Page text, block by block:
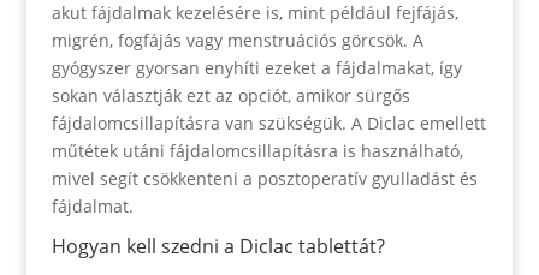
akut fájdalmak kezelésére is, mint például fejfájás,
migrén, fogfájás vagy menstruációs görcsök. A
gyógyszer gyorsan enyhíti ezeket a fájdalmakat, így
sokan választják ezt az opciót, amikor sürgős
fájdalomcsillapításra van szükségük. A Diclac emellett
műtétek utáni fájdalomcsillapításra is használható,
mivel segít csökkenteni a posztoperatív gyulladást és
fájdalmat.
Hogyan kell szedni a Diclac tablettát?